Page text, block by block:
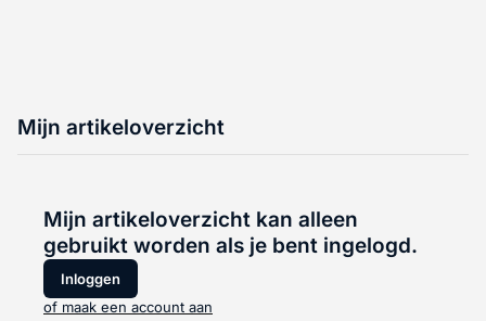
Mijn artikeloverzicht
Mijn artikeloverzicht kan alleen
gebruikt worden als je bent ingelogd.
Inloggen
of maak een account aan